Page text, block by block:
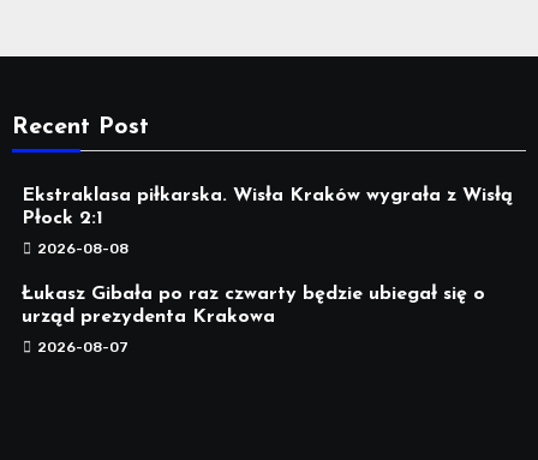
Recent Post
Ekstraklasa piłkarska. Wisła Kraków wygrała z Wisłą
Płock 2:1
2026-08-08
Łukasz Gibała po raz czwarty będzie ubiegał się o
urząd prezydenta Krakowa
2026-08-07